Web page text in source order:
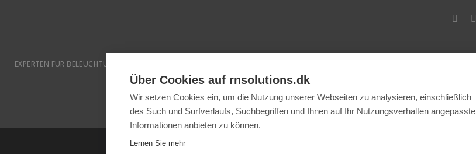
EXPERTEN FÜR BELEUCHTUNGSLÖSUNGEN FÜR LANDWIRTSCHAFT UND INDUSTRIE
Über Cookies auf rnsolutions.dk
Wir setzen Cookies ein, um die Nutzung unserer Webseiten zu analysieren, einschließlich
des Such und Surfverlaufs, Suchbegriffen und Ihnen auf Ihr Nutzungsverhalten angepasste
Informationen anbieten zu können.
Lernen Sie mehr